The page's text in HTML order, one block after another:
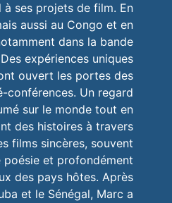
à ses projets de film. En
aussi au Congo et en
dans la bande
expériences uniques
ouvert les portes des
conférences. Un regard
sur le monde tout en
des histoires à travers
films sincères, souvent
poésie et profondément
des pays hôtes. Après
et le Sénégal, Marc a